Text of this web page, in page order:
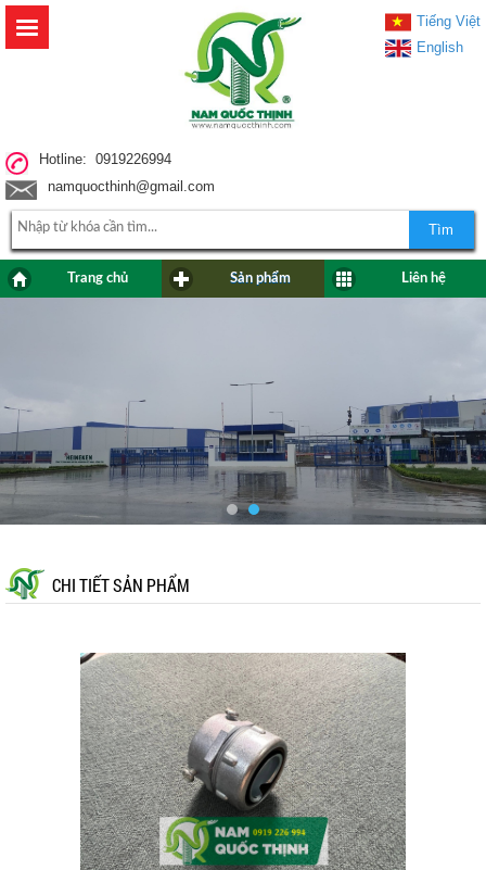
Hotline: 0919226994
namquocthinh@gmail.com
Tiếng Việt
English
Tìm
Trang chủ Sản phẩm Liên hệ
CHI TIẾT SẢN PHẨM